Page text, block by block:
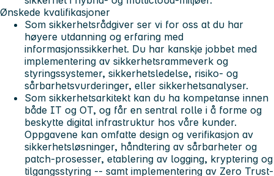
Ønskede kvalifikasjoner
Som sikkerhetsrådgiver ser vi for oss at du har
høyere utdanning og erfaring med
informasjonssikkerhet. Du har kanskje jobbet med
implementering av sikkerhetsrammeverk og
styringssystemer, sikkerhetsledelse, risiko- og
sårbarhetsvurderinger, eller sikkerhetsanalyser.
Som sikkerhetsarkitekt kan du ha kompetanse innen
både IT og OT, og får en sentral rolle i å forme og
beskytte digital infrastruktur hos våre kunder.
Oppgavene kan omfatte design og verifikasjon av
sikkerhetsløsninger, håndtering av sårbarheter og
patch-prosesser, etablering av logging, kryptering og
tilgangsstyring -- samt implementering av Zero Trust-